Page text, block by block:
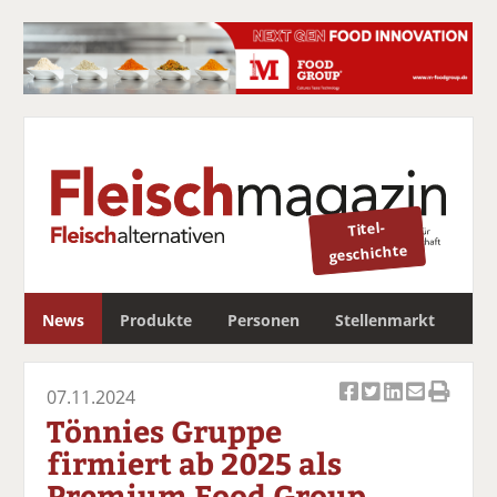
Titel-
geschichte
News Produkte Personen Stellenmarkt
u
c
k
elel
07.11.2024
Tönnies Gruppe
firmiert ab 2025 als